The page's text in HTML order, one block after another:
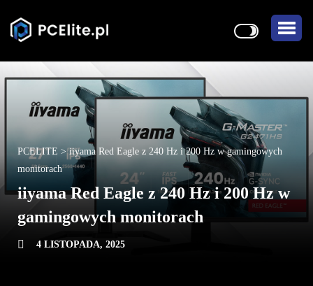
PCELITE >iiyama Red Eagle z 240 Hz i 200 Hz w gamingowych
monitorach
iiyama Red Eagle z 240 Hz i 200 Hz w
gamingowych monitorach
4 LISTOPADA, 2025